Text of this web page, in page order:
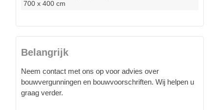
700 x 400 cm
Belangrijk
Neem contact met ons op voor advies over
bouwvergunningen en bouwvoorschriften. Wij helpen u
graag verder.